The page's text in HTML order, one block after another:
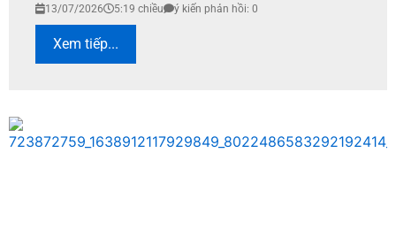
13/07/2026 5:19 chiều ý kiến phản hồi: 0
Xem tiếp...